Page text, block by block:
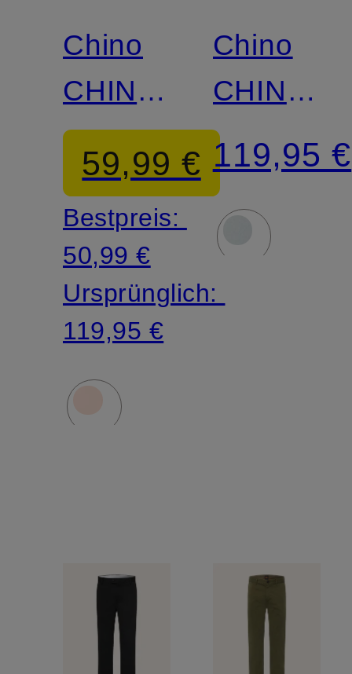
Chino
CHINO
Slim Fit
59,99 €
Bestpreis:
50,99 €
Ursprünglich:
119,95 €
Chino
CHINO
Slim Fit
119,95 €